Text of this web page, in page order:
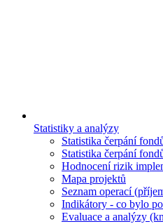
Statistiky a analýzy
Statistika čerpání
Statistika čerpání
Hodnocení rizik
Mapa projektů
Seznam operací
Indikátory - co bylo
Evaluace a analýzy